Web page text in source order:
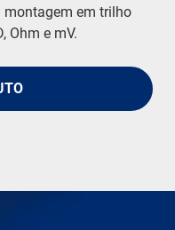
montagem em trilho
Ohm e mV.